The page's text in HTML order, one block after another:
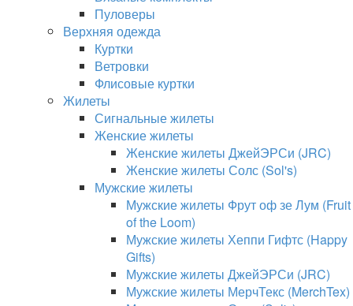
Пуловеры
Верхняя одежда
Куртки
Ветровки
Флисовые куртки
Жилеты
Сигнальные жилеты
Женские жилеты
Женские жилеты ДжейЭРСи (JRC)
Женские жилеты Солс (Sol's)
Мужские жилеты
Мужские жилеты Фрут оф зе Лум (Fruit
of the Loom)
Мужские жилеты Хеппи Гифтс (Happy
Gifts)
Мужские жилеты ДжейЭРСи (JRC)
Мужские жилеты МерчТекс (MerchTex)